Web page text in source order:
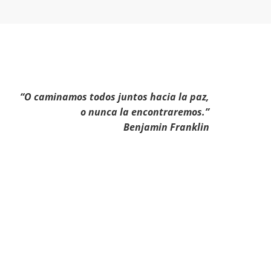
“O caminamos todos juntos hacia la paz,
o nunca la encontraremos.”
Benjamin Franklin